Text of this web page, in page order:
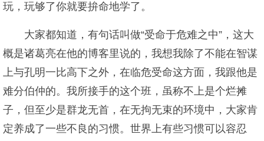
玩，玩够了你就要拚命地学了。
大家都知道，有句话叫做“受命于危难之中”，这大
概是诸葛亮在他的博客里说的，我想我除了不能在智谋
上与孔明一比高下之外，在临危受命这方面，我跟他是
难分伯仲的。我所接手的这个班，虽称不上是个烂摊
子，但至少是群龙无首，在无拘无束的环境中，大家肯
定养成了一些不良的习惯。世界上有些习惯可以容忍